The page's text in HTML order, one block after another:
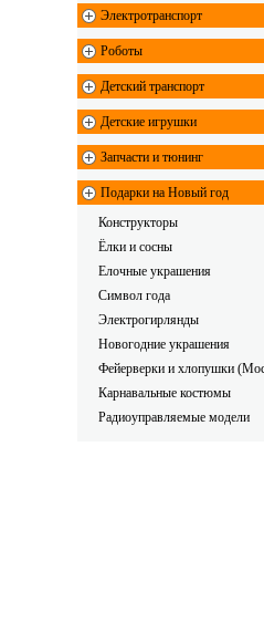
Электротранспорт
Роботы
Детский транспорт
Детские игрушки
Запчасти и тюнинг
Подарки на Новый год
Конструкторы
Ёлки и сосны
Елочные украшения
Символ года
Электрогирлянды
Новогодние украшения
Фейерверки и хлопушки
Карнавальные костюмы
Радиоуправляемые модели